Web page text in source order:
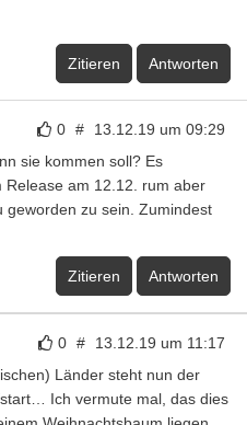
Zitieren Antworten
0 # 13.12.19 um 09:29
sie kommen soll? Es
Release am 12.12. rum aber
geworden zu sein. Zumindest
Zitieren Antworten
0 # 13.12.19 um 11:17
Länder steht nun der
Ich vermute mal, das dies